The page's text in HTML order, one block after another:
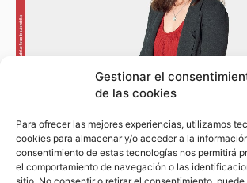
Gestionar el
de las cookies
Para ofrecer las mejores experiencias, utilizamos
cookies para almacenar y/o acceder a la
consentimiento de estas tecnologías nos permitirá
el comportamiento de navegación o las